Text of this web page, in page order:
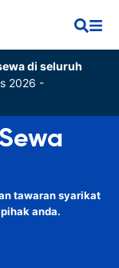
di seluruh
2026 -
tawaran syarikat
anda.